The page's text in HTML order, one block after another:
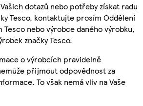
dotazů nebo potřeby získat radu
Tesco, kontaktujte prosím Oddělení
Tesco nebo výrobce daného výrobku,
značky Tesco.
o výrobcích pravidelně
přijmout odpovědnost za
To však nemá vliv na Vaše